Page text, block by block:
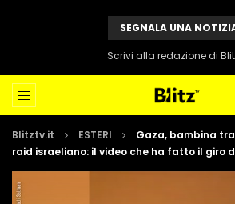
SEGNALA UNA
Scrivi alla redazione di
Blitztv.it ESTERI
Gaza, bambina
raid israeliano: il video che ha fatto il giro